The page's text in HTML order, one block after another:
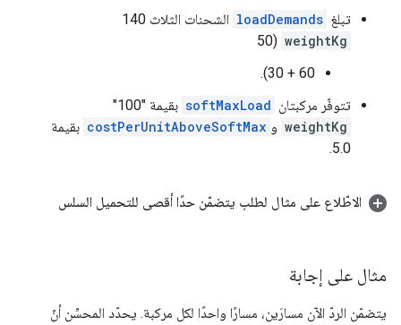
تبلغ loadDemands الشحنات الثلاث 140
weightKg
(50
60 + 30).
تتوفّر مركبتان softMaxLoad بقيمة "100"
weightKg و costPerUnitAboveSoftMax بقيمة
5.0.
الاطّلاع على مثال لطلب يتضمّن حدًا أقصى للتحميل السلس
مثال على إجابة
يتضمّن الردّ الآن مسارَين، مسارًا واحدًا لكل مركبة. يحدّد المحسِّن أنّ